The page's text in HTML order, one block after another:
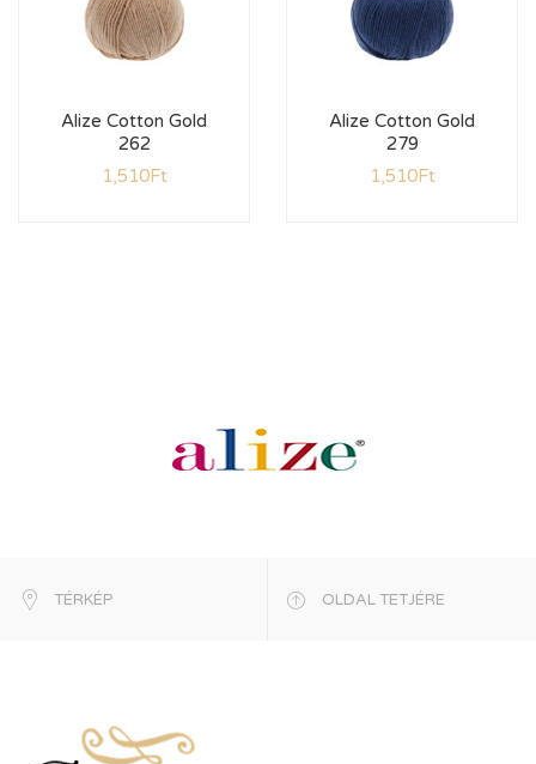
Alize Cotton Gold
262
1,510Ft
Alize Cotton Gold
279
1,510Ft
TÉRKÉP OLDAL TETJÉRE